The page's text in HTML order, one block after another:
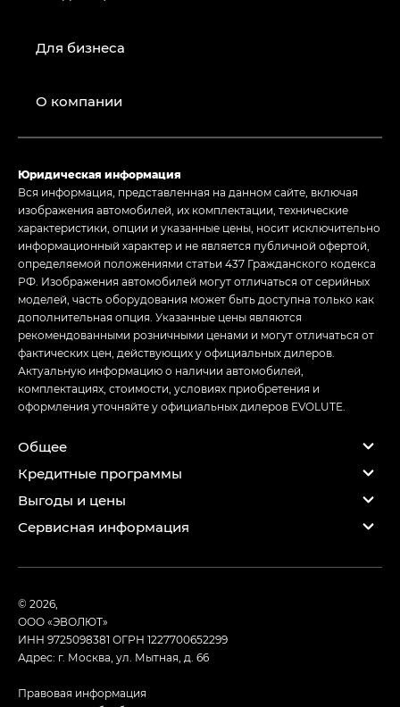
Для бизнеса
О компании
Юридическая информация
Вся информация, представленная на данном сайте, включая
изображения автомобилей, их комплектации, технические
характеристики, опции и указанные цены, носит исключительно
информационный характер и не является публичной офертой,
определяемой положениями статьи 437 Гражданского кодекса
РФ. Изображения автомобилей могут отличаться от серийных
моделей, часть оборудования может быть доступна только как
дополнительная опция. Указанные цены являются
рекомендованными розничными ценами и могут отличаться от
фактических цен, действующих у официальных дилеров.
Актуальную информацию о наличии автомобилей,
комплектациях, стоимости, условиях приобретения и
оформления уточняйте у официальных дилеров EVOLUTE.
Общее
Кредитные программы
Выгоды и цены
Сервисная информация
© 2026,
ООО «ЭВОЛЮТ»
ИНН 9725098381 ОГРН 1227700652299
Адрес: г. Москва, ул. Мытная, д. 66
Правовая информация